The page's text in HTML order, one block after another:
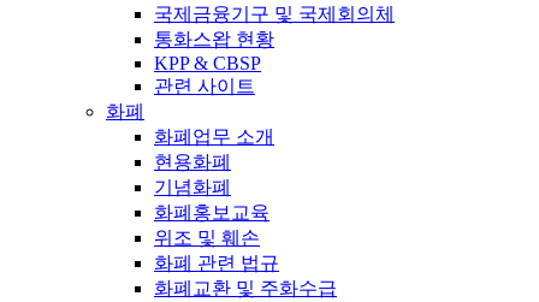
국제금융기구 및 국제회의체
통화스왑 현황
KPP & CBSP
관련 사이트
화폐
화폐업무 소개
현용화폐
기념화폐
화폐홍보교육
위조 및 훼손
화폐 관련 법규
화폐교환 및 주화수급